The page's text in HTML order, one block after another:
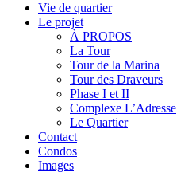
Vie de quartier
Le projet
À PROPOS
La Tour
Tour de la Marina
Tour des Draveurs
Phase I et II
Complexe L’Adresse
Le Quartier
Contact
Condos
Images